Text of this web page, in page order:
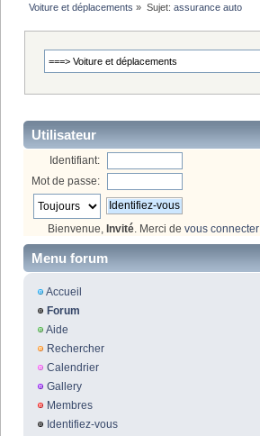
Voiture et déplacements » Sujet: assurance auto
Utilisateur
Identifiant:
Mot de passe:
Bienvenue, Invité. Merci de vous connecter
Menu forum
Accueil
Forum
Aide
Rechercher
Calendrier
Gallery
Membres
Identifiez-vous